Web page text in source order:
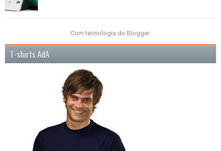
Com tecnologia do Blogger.
T-shirts AdA